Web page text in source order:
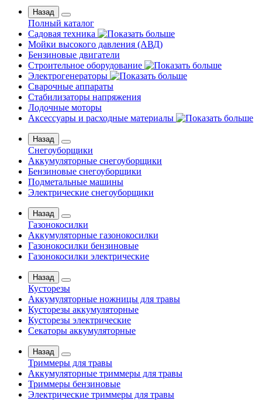
Назад
Полный каталог
Садовая техника
Мойки высокого давления (АВД)
Бензиновые двигатели
Строительное оборудование
Электрогенераторы
Сварочные аппараты
Стабилизаторы напряжения
Лодочные моторы
Аксессуары и расходные материалы
Назад
Снегоуборщики
Аккумуляторные снегоуборщики
Бензиновые снегоуборщики
Подметальные машины
Электрические снегоуборщики
Назад
Газонокосилки
Аккумуляторные газонокосилки
Газонокосилки бензиновые
Газонокосилки электрические
Назад
Кусторезы
Аккумуляторные ножницы для травы
Кусторезы аккумуляторные
Кусторезы электрические
Секаторы аккумуляторные
Назад
Триммеры для травы
Аккумуляторные триммеры для травы
Триммеры бензиновые
Электрические триммеры для травы